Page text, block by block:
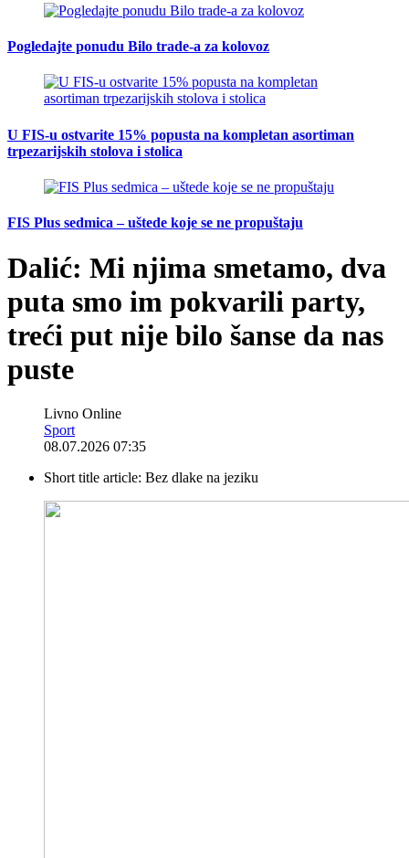
Pogledajte ponudu Bilo trade-a za kolovoz
U FIS-u ostvarite 15% popusta na kompletan asortiman
trpezarijskih stolova i stolica
FIS Plus sedmica – uštede koje se ne propuštaju
Dalić: Mi njima smetamo, dva
puta smo im pokvarili party,
treći put nije bilo šanse da nas
puste
Livno Online
Sport
08.07.2026 07:35
Short title article: Bez dlake na jeziku